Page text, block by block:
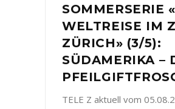
SOMMERSERIE
WELTREISE IM
ZÜRICH» (3/5):
SÜDAMERIKA –
TELE Z aktuell vom